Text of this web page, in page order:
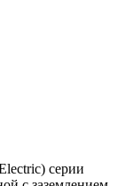
серии